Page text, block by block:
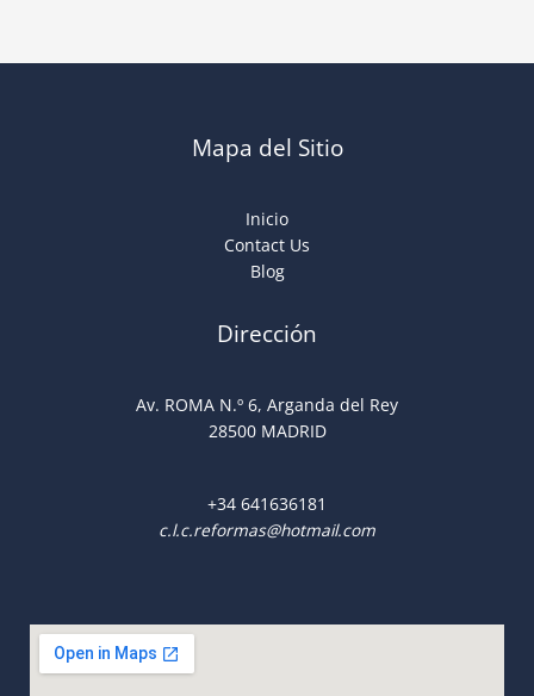
Mapa del Sitio
Inicio
Contact Us
Blog
Dirección
Av. ROMA N.º 6, Arganda del Rey
28500 MADRID
+34 641636181
c.l.c.reformas@hotmail.com